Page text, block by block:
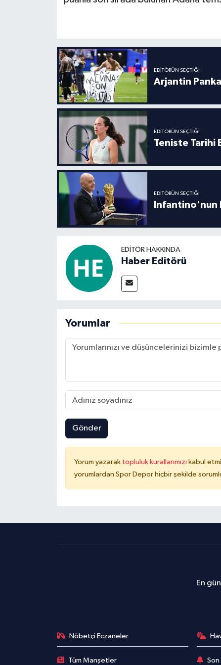
EDITÖRÜN SEÇTIĞI
Arjantin
EDITÖRÜN SEÇTIĞI
Teniste Tarihi
EDITÖRÜN SEÇTIĞI
Infantino'nun
EDITÖR HAKKINDA
Haber Editörü
Yorumlar
Gönder
Yorum yazarak topluluk kurallarımızı kabul
yorumlardan Spor Depor hiçbir şekilde
En
Nöbetçi Eczaneler
Tüm Manşetler
Motor Sporları
Su Sporları
Diğer Spor Dalları
Futbolcular